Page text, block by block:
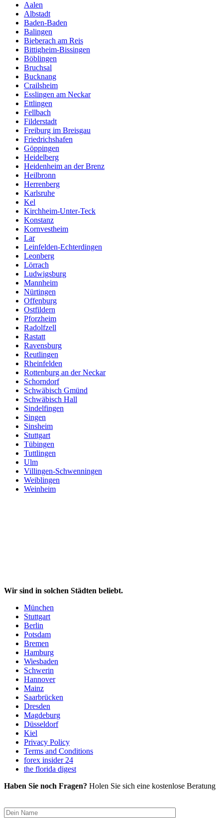
Aalen
Albstadt
Baden-Baden
Balingen
Bieberach am Reis
Bittigheim-Bissingen
Böblingen
Bruchsal
Bucknang
Crailsheim
Esslingen am Neckar
Ettlingen
Fellbach
Filderstadt
Freiburg im Breisgau
Friedrichshafen
Göppingen
Heidelberg
Heidenheim an der Brenz
Heilbronn
Herrenberg
Karlsruhe
Kel
Kirchheim-Unter-Teck
Konstanz
Kornvestheim
Lar
Leinfelden-Echterdingen
Leonberg
Lörrach
Ludwigsburg
Mannheim
Nürtingen
Offenburg
Ostfildern
Pforzheim
Radolfzell
Rastatt
Ravensburg
Reutlingen
Rheinfelden
Rottenburg an der Neckar
Schorndorf
Schwäbisch Gmünd
Schwäbisch Hall
Sindelfingen
Singen
Sinsheim
Stuttgart
Tübingen
Tuttlingen
Ulm
Villingen-Schwenningen
Weiblingen
Weinheim
Wir sind in solchen Städten beliebt.
München
Stuttgart
Berlin
Potsdam
Bremen
Hamburg
Wiesbaden
Schwerin
Hannover
Mainz
Saarbrücken
Dresden
Magdeburg
Düsseldorf
Kiel
Privacy Policy
Terms and Conditions
forex insider 24
the florida digest
Haben Sie noch Fragen? Holen Sie sich eine kostenlose Beratung